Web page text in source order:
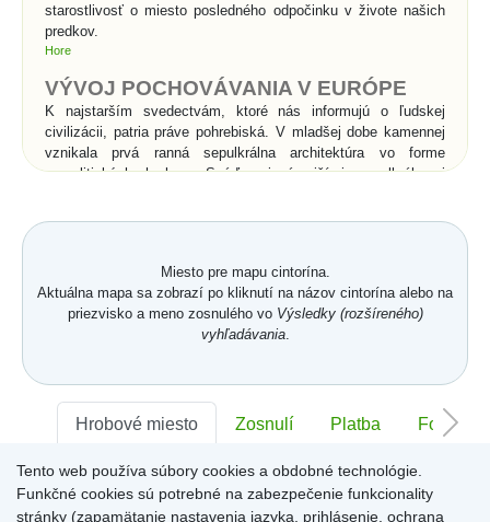
starostlivosť o miesto posledného odpočinku v živote našich
predkov.
Hore
VÝVOJ POCHOVÁVANIA V EURÓPE
K najstarším svedectvám, ktoré nás informujú o ľudskej
civilizácii, patria práve pohrebiská. V mladšej dobe kamennej
vznikala prvá ranná sepulkrálna architektúra vo forme
megalitických hrobov. Snáď najznámejšími sepulkrálnymi
umiestňovali po dve urny s popolom. Rímske katakomby boli
podzemné pohrebiská pre kostrové pochovávanie a súviseli s
prechodom od spaľovania mŕtvych ku kostrovému
pochovávaniu v 2.storočí n. l.. Pod vplyvom kresťanstva
spaľovaním, čo je spojené s vierou v zmŕtvychvstanie
zomrelých. Od povolenia kresťanstva sa pochovávanie
uskutočňuje priamo v chrámoch a kláštoroch, alebo vo
Významné zmeny v
pochovávaní nastali až v
Miesto pre mapu cintorína.
Aktuálna mapa sa zobrazí po kliknutí na názov cintorína alebo na
priezvisko a meno zosnulého vo Výsledky (rozšíreného)
vyhľadávania.
Hrobové miesto Zosnulí Platba Foto
Sektor:- Rad:- Číslo:-
Tento web používa súbory cookies a obdobné technológie.
Funkčné cookies sú potrebné na zabezpečenie funkcionality
stránky (zapamätanie nastavenia jazyka, prihlásenie, ochrana